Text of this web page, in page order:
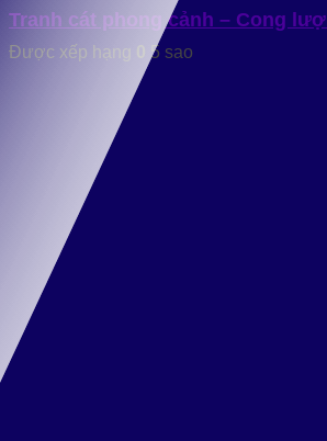
Tranh cát phong cảnh – Cong
Được xếp hạng 5 sao